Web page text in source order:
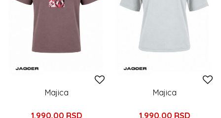
Majica
1.990,00 RSD
Majica
1.990,00 RSD